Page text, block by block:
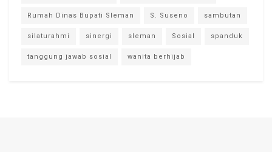
Rumah Dinas Bupati Sleman S. Suseno sambutan
silaturahmi sinergi sleman Sosial spanduk
tanggung jawab sosial wanita berhijab